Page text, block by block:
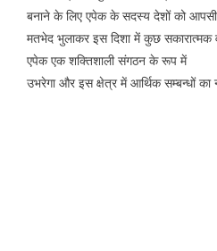
बनाने के लिए एपेक के सदस्य देशों को आपसी
मतभेद भुलाकर इस दिशा में कुछ सकारात्मक
एपेक एक शक्तिशाली संगठन के रूप में
उभरेगा और इस क्षेत्र में आर्थिक सम्बन्धों का